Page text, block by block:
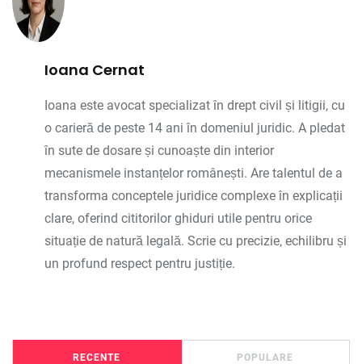
Ioana Cernat
Ioana este avocat specializat în drept civil și litigii, cu
o carieră de peste 14 ani în domeniul juridic. A pledat
în sute de dosare și cunoaște din interior
mecanismele instanțelor românești. Are talentul de a
transforma conceptele juridice complexe în explicații
clare, oferind cititorilor ghiduri utile pentru orice
situație de natură legală. Scrie cu precizie, echilibru și
un profund respect pentru justiție.
RECENTE POPULARE